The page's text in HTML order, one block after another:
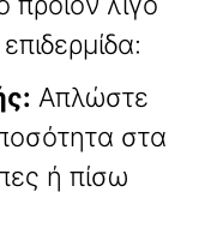
Απλώστε
στα
ή πίσω